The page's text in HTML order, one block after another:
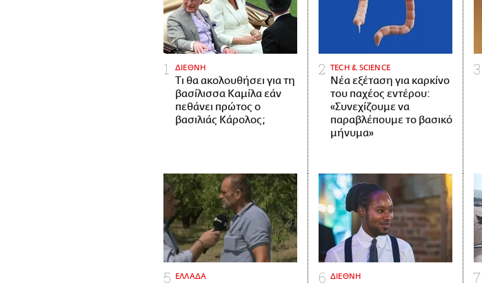
ΔΙΕΘΝΗ
Τι θα ακολουθήσει για τη
βασίλισσα Καμίλα εάν
πεθάνει πρώτος ο
βασιλιάς Κάρολος;
ΤECH & SCIENCE
Νέα εξέταση για καρκίνο
του παχέος εντέρου:
«Συνεχίζουμε να
παραβλέπουμε το βασικό
μήνυμα»
ΕΛΛΑΔΑ ΔΙΕΘΝΗ